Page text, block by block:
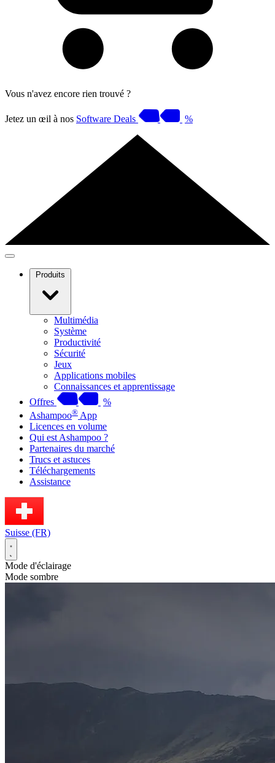
Vous n'avez encore rien trouvé ?
Jetez un œil à nos Software Deals %
Produits
Multimédia
Système
Productivité
Sécurité
Jeux
Applications mobiles
Connaissances et apprentissage
Offres
%
Ashampoo® App
Licences en volume
Qui est Ashampoo ?
Partenaires du marché
Trucs et astuces
Téléchargements
Assistance
Suisse (FR)
Mode d'éclairage
Mode sombre